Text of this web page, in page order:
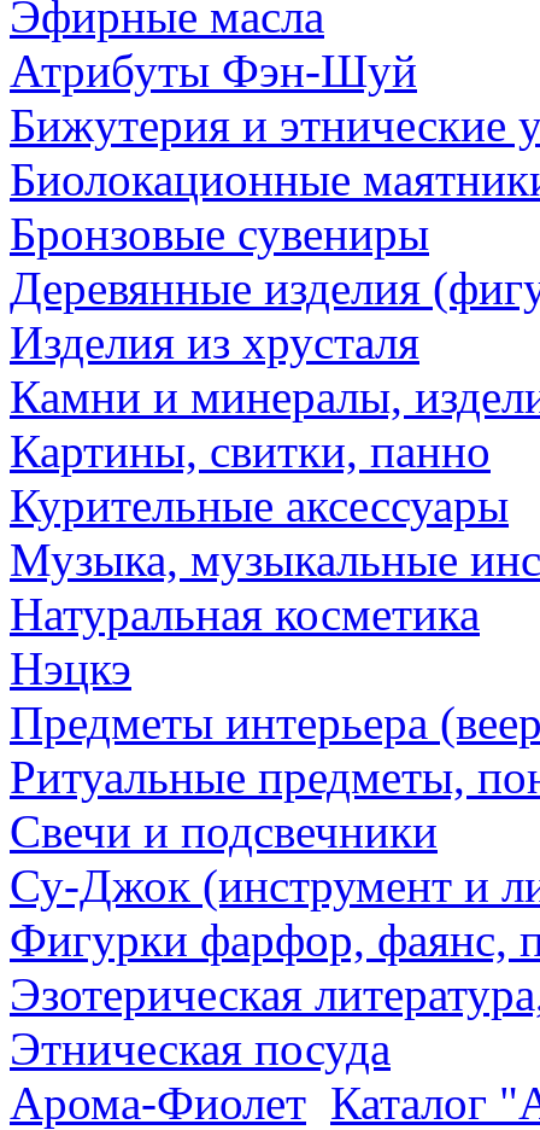
Эфирные масла
Атрибуты Фэн-Шуй
Бижутерия и этнические
Биолокационные
Бронзовые сувениры
Деревянные изделия
Изделия из хрусталя
Камни и минералы,
Картины, свитки, панно
Курительные аксессуары
Музыка, музыкальные
Натуральная косметика
Нэцкэ
Предметы интерьера
Ритуальные предметы,
Свечи и подсвечники
Су-Джок (инструмент и
Фигурки фарфор, фаянс,
Эзотерическая
Этническая посуда
Арома-Фиолет Каталог